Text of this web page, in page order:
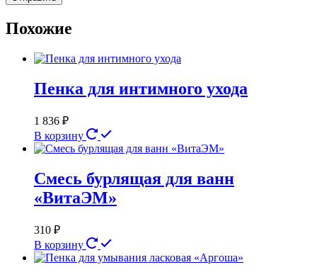
Похожие
Пенка для интимного ухода
1 836 ₽
В корзину
Смесь бурлящая для ванн
«ВитаЭМ»
310 ₽
В корзину